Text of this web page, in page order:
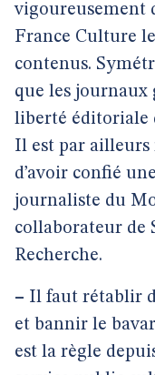
vigoureusement
France Culture
contenus.
que les journaux
liberté éditoriale
Il est par
d’avoir confié
journaliste du
collaborateur de
Recherche.
– Il faut rétablir
et bannir le
est la règle